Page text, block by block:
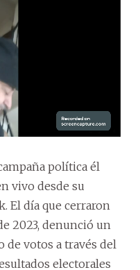
política él
vivo desde su
El día que cerraron
2023, denunció un
de votos a través del
electorales